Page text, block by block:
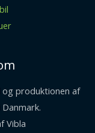
og produktionen af
Vibla